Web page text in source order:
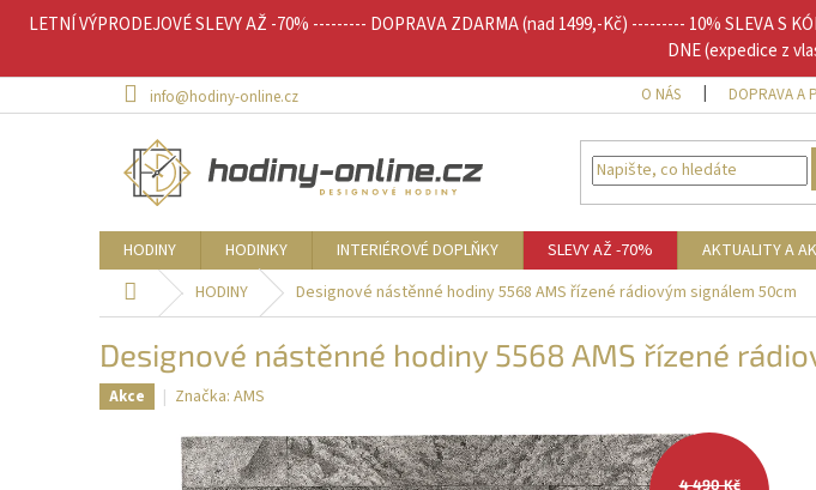
LETNÍ VÝPRODEJOVÉ SLEVY AŽ -70% --------- DOPRAVA ZDARMA (nad 1499,-Kč) --------- 10% SLEVA
DNE (expedice z
info@hodiny-online.cz O NÁS DOPRAVA A
HODINY HODINKY INTERIÉROVÉ DOPLŇKY SLEVY AŽ -70% AKTUALITY A
Domů HODINY Designové nástěnné hodiny 5568 AMS řízené rádiovým signálem 50cm
Designové nástěnné hodiny 5568 AMS řízené
Akce Značka: AMS
4 490 Kč